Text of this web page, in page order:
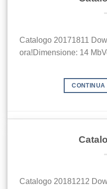
Catalogo 20171811
ora!Dimensione: 14
CONTINUA
Catalogo 20181212